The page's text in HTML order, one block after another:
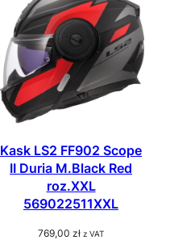
Kask LS2 FF902 Scope
II Duria M.Black Red
roz.XXL
569022511XXL
769,00 zł z VAT